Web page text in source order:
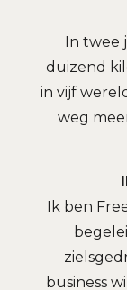
In twee
duizend
in vijf
weg
Ik ben
business